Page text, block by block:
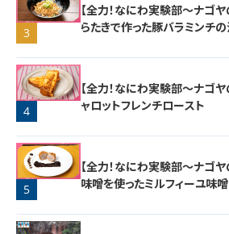
3
【全力！なにわ実験部～ナゴヤ
らたきで作った豚バラミンチ
4
【全力！なにわ実験部～ナゴヤ
ャロットフレンチロースト
5
【全力！なにわ実験部～ナゴ
味噌を使ったミルフィーユ味